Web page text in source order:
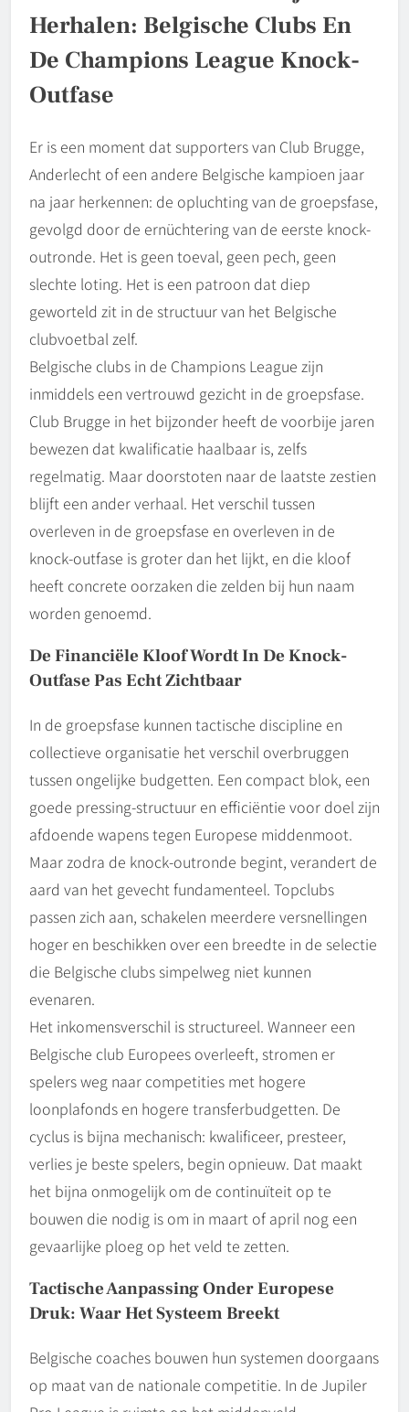
Herhalen: Belgische Clubs En
De Champions League Knock-
Outfase
Er is een moment dat supporters van Club Brugge,
Anderlecht of een andere Belgische kampioen jaar
na jaar herkennen: de opluchting van de groepsfase,
gevolgd door de ernüchtering van de eerste knock-
outronde. Het is geen toeval, geen pech, geen
slechte loting. Het is een patroon dat diep
geworteld zit in de structuur van het Belgische
clubvoetbal zelf.
Belgische clubs in de Champions League zijn
inmiddels een vertrouwd gezicht in de groepsfase.
Club Brugge in het bijzonder heeft de voorbije jaren
bewezen dat kwalificatie haalbaar is, zelfs
regelmatig. Maar doorstoten naar de laatste zestien
blijft een ander verhaal. Het verschil tussen
overleven in de groepsfase en overleven in de
knock-outfase is groter dan het lijkt, en die kloof
heeft concrete oorzaken die zelden bij hun naam
worden genoemd.
De Financiële Kloof Wordt In De Knock-
Outfase Pas Echt Zichtbaar
In de groepsfase kunnen tactische discipline en
collectieve organisatie het verschil overbruggen
tussen ongelijke budgetten. Een compact blok, een
goede pressing-structuur en efficiëntie voor doel zijn
afdoende wapens tegen Europese middenmoot.
Maar zodra de knock-outronde begint, verandert de
aard van het gevecht fundamenteel. Topclubs
passen zich aan, schakelen meerdere versnellingen
hoger en beschikken over een breedte in de selectie
die Belgische clubs simpelweg niet kunnen
evenaren.
Het inkomensverschil is structureel. Wanneer een
Belgische club Europees overleeft, stromen er
spelers weg naar competities met hogere
loonplafonds en hogere transferbudgetten. De
cyclus is bijna mechanisch: kwalificeer, presteer,
verlies je beste spelers, begin opnieuw. Dat maakt
het bijna onmogelijk om de continuïteit op te
bouwen die nodig is om in maart of april nog een
gevaarlijke ploeg op het veld te zetten.
Tactische Aanpassing Onder Europese
Druk: Waar Het Systeem Breekt
Belgische coaches bouwen hun systemen doorgaans
op maat van de nationale competitie. In de Jupiler